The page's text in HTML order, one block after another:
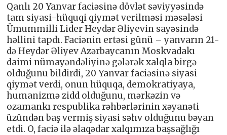
Qanlı 20 Yanvar faciəsinə dövlət səviyyəsində
tam siyasi-hüquqi qiymət verilməsi məsələsi
Ümummilli Lider Heydər Əliyevin sayəsində
həllini tapdı. Faciənin ertəsi günü – yanvarın 21-
də Heydər Əliyev Azərbaycanın Moskvadakı
daimi nümayəndəliyinə gələrək xalqla birgə
olduğunu bildirdi, 20 Yanvar faciəsinə siyasi
qiymət verdi, onun hüquqa, demokratiyaya,
humanizmə zidd olduğunu, mərkəzin və
ozamankı respublika rəhbərlərinin xəyanəti
üzündən baş vermiş siyasi səhv olduğunu bəyan
etdi. O, faciə ilə əlaqədar xalqımıza başsağlığı